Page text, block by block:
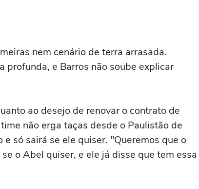
nem cenário de terra arrasada.
profunda, e Barros não soube explicar
ao desejo de renovar o contrato de
não erga taças desde o Paulistão de
só sairá se ele quiser. "Queremos que o
o Abel quiser, e ele já disse que tem essa